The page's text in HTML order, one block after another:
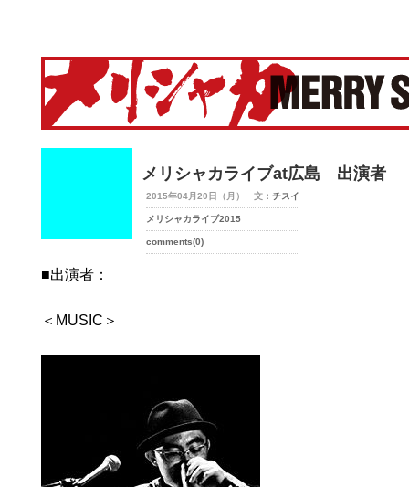
メリシャカライブat広島 出演者
2015年04月20日（月） 文： チスイ
メリシャカライブ2015
comments(0)
■出演者：
＜MUSIC＞